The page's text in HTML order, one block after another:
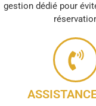
gestion dédié pour